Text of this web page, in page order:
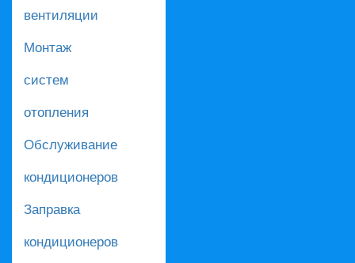
вентиляции
Монтаж
систем
отопления
Обслуживание
кондиционеров
Заправка
кондиционеров